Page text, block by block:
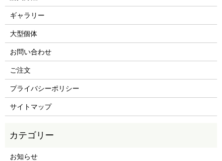
ギャラリー
大型個体
お問い合わせ
ご注文
プライバシーポリシー
サイトマップ
お知らせ